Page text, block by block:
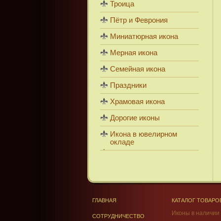
Троица
Пётр и Феврония
Миниатюрная икона
Мерная икона
Семейная икона
Праздники
Храмовая икона
Дорогие иконы
Икона в ювелирном
окладе
ГЛАВНАЯ
СОТРУДНИЧЕСТВО
КАТАЛОГ
Иконы в наличии